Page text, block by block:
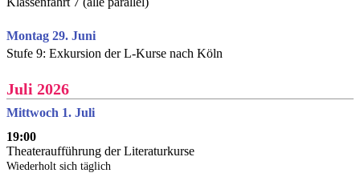
Montag 29. Juni
Stufe 9: Exkursion der L-Kurse nach Köln
Juli 2026
Mittwoch 1. Juli
19:00
Theateraufführung der Literaturkurse
Wiederholt sich täglich